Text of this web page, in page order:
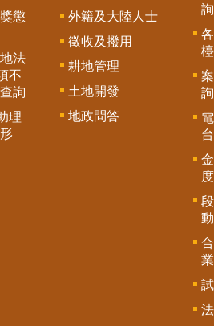
懲
法
不
詢
理
外籍及大陸人士
徵收及撥用
耕地管理
土地開發
地政問答
詢
詢
台